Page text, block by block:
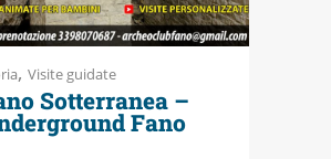
, Visite guidate
Sotterranea –
Fano